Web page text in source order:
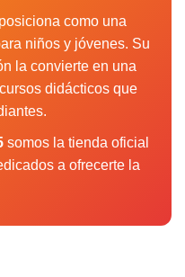
como una
niños y jóvenes. Su
la convierte en una
didácticos que
somos la tienda oficial
a ofrecerte la